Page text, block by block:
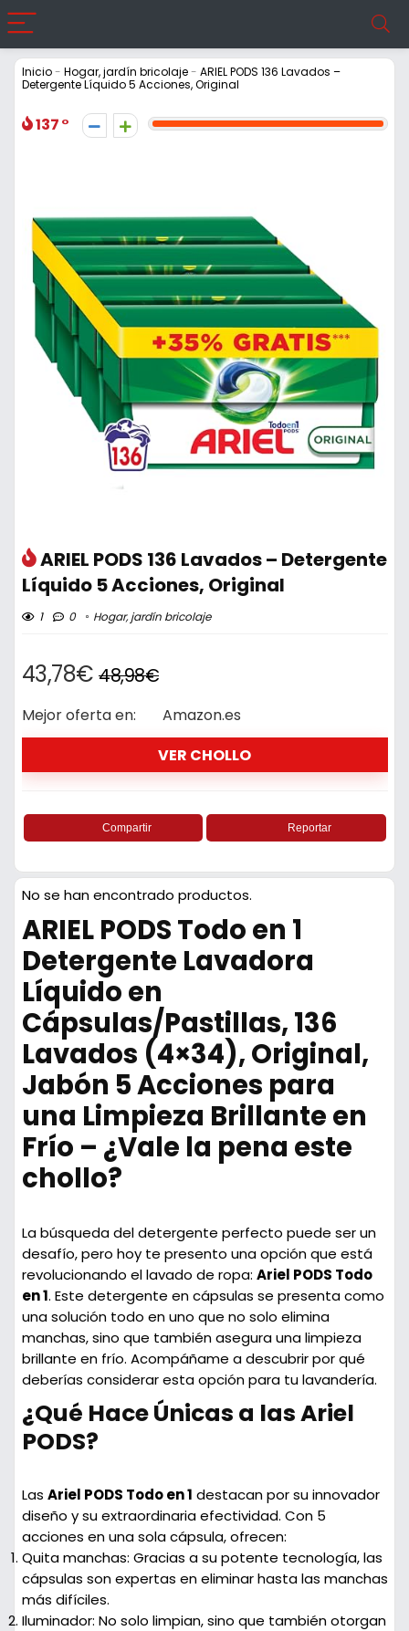
Inicio- Hogar, jardín bricolaje- ARIEL PODS 136 Lavados –
Detergente Líquido 5 Acciones, Original
137
ARIEL PODS 136 Lavados – Detergente
Líquido 5 Acciones, Original
1 0 Hogar, jardín bricolaje
43,78€ 48,98€
Mejor oferta en:
Amazon.es
VER CHOLLO
Compartir Reportar
No se han encontrado productos.
ARIEL PODS Todo en 1
Detergente Lavadora
Líquido en
Cápsulas/Pastillas, 136
Lavados (4×34), Original,
Jabón 5 Acciones para
una Limpieza Brillante en
Frío – ¿Vale la pena este
chollo?
La búsqueda del detergente perfecto puede ser un
desafío, pero hoy te presento una opción que está
revolucionando el lavado de ropa: Ariel PODS Todo
en 1. Este detergente en cápsulas se presenta como
una solución todo en uno que no solo elimina
manchas, sino que también asegura una limpieza
brillante en frío. Acompáñame a descubrir por qué
deberías considerar esta opción para tu lavandería.
¿Qué Hace Únicas a las Ariel
PODS?
Las Ariel PODS Todo en 1 destacan por su innovador
diseño y su extraordinaria efectividad. Con 5
acciones en una sola cápsula, ofrecen:
Quita manchas: Gracias a su potente tecnología, las
cápsulas son expertas en eliminar hasta las manchas
más difíciles.
Iluminador: No solo limpian, sino que también otorgan